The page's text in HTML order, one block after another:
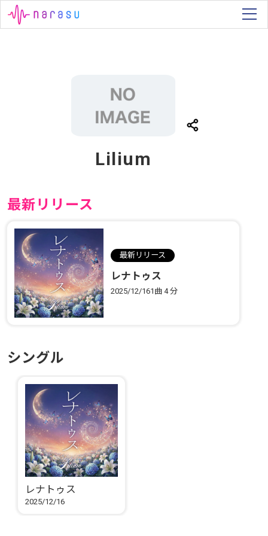
Lilium
最新リリース
最新リリース
レナトゥス
2025/12/161曲4 分
シングル
レナトゥス
2025/12/16